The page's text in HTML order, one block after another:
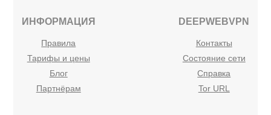
DEEPWEBVPN
Контакты
Состояние сети
Справка
Tor URL
ИНФОРМАЦИЯ
Правила
Тарифы и цены
Блог
Партнёрам